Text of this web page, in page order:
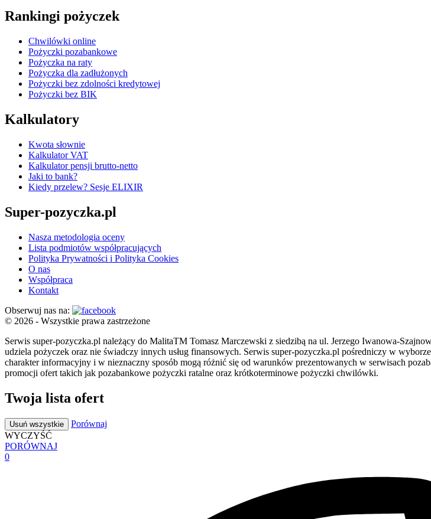
Rankingi pożyczek
Chwilówki online
Pożyczki pozabankowe
Pożyczka na raty
Pożyczka dla zadłużonych
Pożyczki bez zdolności kredytowej
Pożyczki bez BIK
Kalkulatory
Kwota słownie
Kalkulator VAT
Kalkulator pensji brutto-netto
Jaki to bank?
Kiedy przelew? Sesje ELIXIR
Super-pozyczka.pl
Nasza metodologia oceny
Lista podmiotów współpracujących
Polityka Prywatności i Polityka Cookies
O nas
Współpraca
Kontakt
Obserwuj nas na:
© 2026 - Wszystkie prawa zastrzeżone
Serwis super-pozyczka.pl należący do MalitaTM Tomasz Marczewski z siedzibą na ul. Jerzego Iwanowa-
udziela pożyczek oraz nie świadczy innych usług finansowych. Serwis super-pozyczka.pl pośredniczy w
charakter informacyjny i w nieznaczny sposób mogą różnić się od warunków prezentowanych w serwisach
promocji ofert takich jak pozabankowe pożyczki ratalne oraz krótkoterminowe pożyczki chwilówki.
Twoja lista ofert
Usuń wszystkie
Porównaj
WYCZYŚĆ
PORÓWNAJ
0